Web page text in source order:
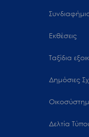
Εκθέσεις
Ταξίδια
Δημόσιες
Δελτία